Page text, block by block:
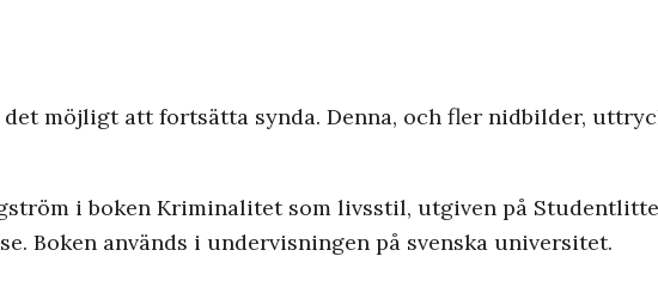
möjligt att fortsätta synda. Denna, och fler nidbilder,
i boken Kriminalitet som livsstil, utgiven på
Boken används i undervisningen på svenska universitet.